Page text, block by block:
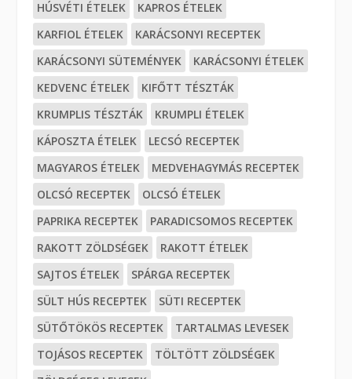
HÚSVÉTI ÉTELEK
KAPROS ÉTELEK
KARFIOL ÉTELEK
KARÁCSONYI RECEPTEK
KARÁCSONYI SÜTEMÉNYEK
KARÁCSONYI ÉTELEK
KEDVENC ÉTELEK
KIFŐTT TÉSZTÁK
KRUMPLIS TÉSZTÁK
KRUMPLI ÉTELEK
KÁPOSZTA ÉTELEK
LECSÓ RECEPTEK
MAGYAROS ÉTELEK
MEDVEHAGYMÁS RECEPTEK
OLCSÓ RECEPTEK
OLCSÓ ÉTELEK
PAPRIKA RECEPTEK
PARADICSOMOS RECEPTEK
RAKOTT ZÖLDSÉGEK
RAKOTT ÉTELEK
SAJTOS ÉTELEK
SPÁRGA RECEPTEK
SÜLT HÚS RECEPTEK
SÜTI RECEPTEK
SÜTŐTÖKÖS RECEPTEK
TARTALMAS LEVESEK
TOJÁSOS RECEPTEK
TÖLTÖTT ZÖLDSÉGEK